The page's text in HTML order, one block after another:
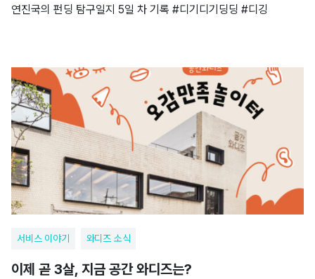
연진국의 펀딩 탐구일지 5일 차 기록 #디기디기딩딩 #디깅
서비스 이야기 와디즈 소식
이제 곧 3살, 지금 공간 와디즈는?